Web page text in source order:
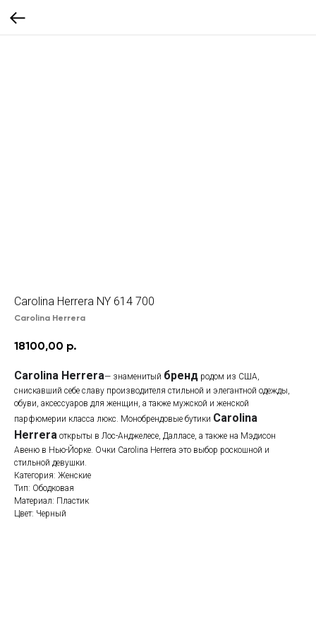
Carolina Herrera NY 614 700
Carolina Herrera
18100,00 р.
Carolina Herrera— знаменитый бренд родом из США,
снискавший себе славу производителя стильной и элегантной одежды,
обуви, аксессуаров для женщин, а также мужской и женской
парфюмерии класса люкс. Монобрендовые бутики Carolina
Herrera открыты в Лос-Анджелесе, Далласе, а также на Мэдисон
Авеню в Нью-Йорке. Очки Carolina Herrera это выбор роскошной и
стильной девушки.
Категория: Женские
Тип: Ободковая
Материал: Пластик
Цвет: Черный